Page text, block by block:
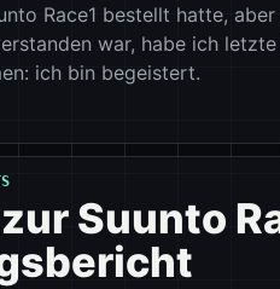
Race1 bestellt hatte,
war, habe ich
ich bin begeistert.
Suunto